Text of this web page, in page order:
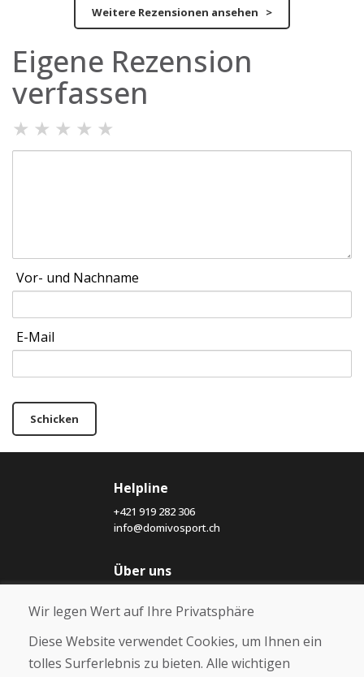
Weitere Rezensionen ansehen >
Eigene Rezension
verfassen
★ ★ ★ ★ ★
Vor- und Nachname
E-Mail
Schicken
Helpline
+421 919 282 306
info@domivosport.ch
Über uns
Über uns
Kontakt
Wir legen Wert auf Ihre Privatsphäre
Diese Website verwendet Cookies, um Ihnen ein
tolles Surferlebnis zu bieten. Alle wichtigen